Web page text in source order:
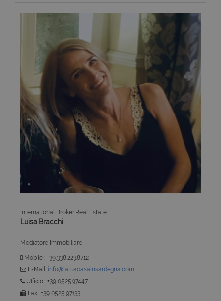
International Broker Real Estate
Luisa Bracchi
Mediatore Immobiliare
Mobile : +39.338.223.8712
E-Mail: info@latuacasainsardegna.com
Ufficio : +39 0525.97447
Fax : +39 0525.97133